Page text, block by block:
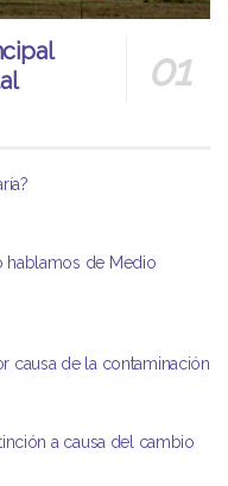
hablamos de Medio
causa de la contaminación
a causa del cambio